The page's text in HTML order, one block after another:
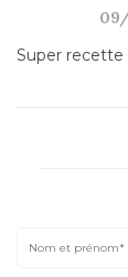
Super recette